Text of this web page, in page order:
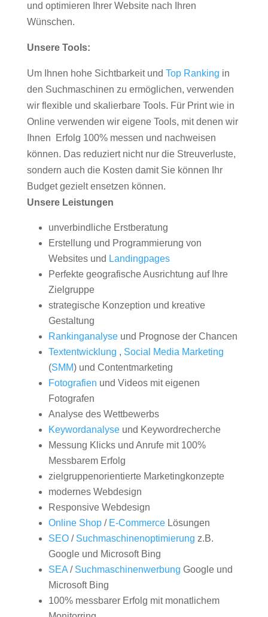
und optimieren Ihrer Website nach Ihren
Wünschen.
Unsere Tools:
Um Ihnen hohe Sichtbarkeit und Top Ranking in
den Suchmaschinen zu ermöglichen, verwenden
wir flexible und skalierbare Tools. Für Print wie in
Online verwenden wir eigene Tools, mit denen wir
Ihnen Erfolg 100% messen und nachweisen
können. Das reduziert nicht nur die Streuverluste,
sondern auch die Kosten damit Sie können Ihr
Budget gezielt ensetzen können.
Unsere Leistungen
unverbindliche Erstberatung
Erstellung und Programmierung von
Websites und Landingpages
Perfekte geografische Ausrichtung auf Ihre
Zielgruppe
strategische Konzeption und kreative
Gestaltung
Rankinganalyseund Prognose der Chancen
Textentwicklung , Social Media Marketing
(SMM) und Contentmarketing
Fotografien und Videos mit eigenen
Fotografen
Analyse des Wettbewerbs
Keywordanalyseund Keywordrecherche
Messung Klicks und Anrufe mit 100%
Messbarem Erfolg
zielgruppenorientierte Marketingkonzepte
modernes Webdesign
Responsive Webdesign
Online Shop/ E-CommerceLösungen
SEO/ Suchmaschinenoptimierung z.B.
Google und Microsoft Bing
SEA/ Suchmaschinenwerbung Google und
Microsoft Bing
100% messbarer Erfolg mit monatlichem